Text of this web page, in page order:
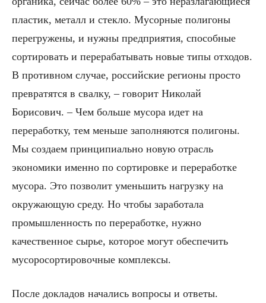
пластик, металл и стекло. Мусорные полигоны
перегружены, и нужны предприятия, способные
сортировать и перерабатывать новые типы отходов.
В противном случае, российские регионы просто
превратятся в свалку, – говорит Николай
Борисович. – Чем больше мусора идет на
переработку, тем меньше заполняются полигоны.
Мы создаем принципиально новую отрасль
экономики именно по сортировке и переработке
мусора. Это позволит уменьшить нагрузку на
окружающую среду. Но чтобы заработала
промышленность по переработке, нужно
качественное сырье, которое могут обеспечить
мусоросортировочные комплексы.
После докладов начались вопросы и ответы.